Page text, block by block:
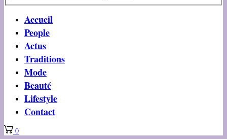
Accueil
People
Actus
Traditions
Mode
Beauté
Lifestyle
Contact
0